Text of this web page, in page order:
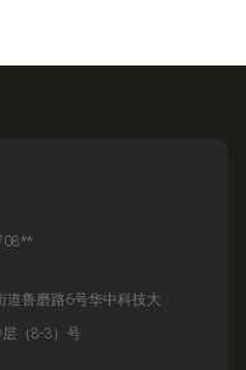
道鲁磨路6号华中科技大
（8-3）号